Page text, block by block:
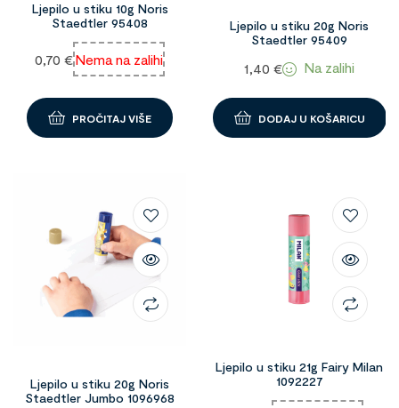
Ljepilo u stiku 10g Noris
Staedtler 95408
0,70 €Nema na zalihi
PROČITAJ VIŠE
Ljepilo u stiku 20g Noris
Staedtler 95409
1,40€ Na zalihi
DODAJ U KOŠARICU
Ljepilo u stiku 20g Noris
Staedtler Jumbo 1096968
Ljepilo u stiku 21g Fairy Milan
1092227